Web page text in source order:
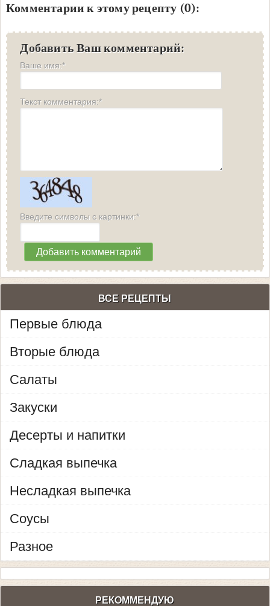
Комментарии к этому рецепту (0):
Добавить Ваш комментарий:
Ваше имя:*
Текст комментария:*
Введите символы с картинки:*
ВСЕ РЕЦЕПТЫ
Первые блюда
Вторые блюда
Салаты
Закуски
Десерты и напитки
Сладкая выпечка
Несладкая выпечка
Соусы
Разное
РЕКОММЕНДУЮ